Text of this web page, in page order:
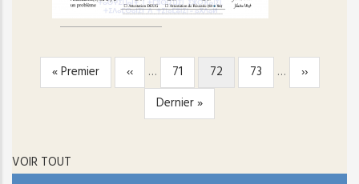
PAGINATION
Première
page
« Premier
Page
précédente
‹‹ … Page
71
Page
courante
72 Page
73 …
Page
suivante
››
Dernière
page
Dernier »
VOIR TOUT